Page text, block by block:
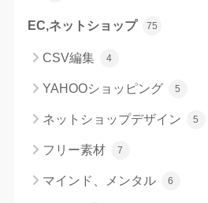
EC,ネットショップ 75
CSV編集 4
YAHOOショッピング 5
ネットショップデザイン 5
フリー素材 7
マインド、メンタル 6